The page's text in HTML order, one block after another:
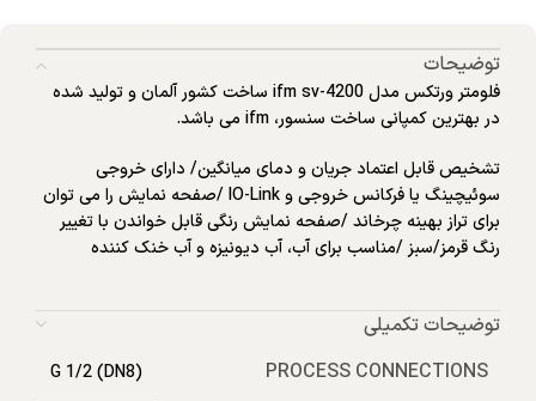
توضیحات
فلومتر ورتکس مدل ifm sv-4200 ساخت کشور آلمان و تولید شده
در بهترین کمپانی ساخت سنسور، ifm می باشد.
تشخیص قابل اعتماد جریان و دمای میانگین/ دارای خروجی
سوئیچینگ یا فرکانس خروجی و IO-Link /صفحه نمایش را می توان
برای تراز بهینه چرخاند /صفحه نمایش رنگی قابل خواندن با تغییر
رنگ قرمز/سبز /مناسب برای آب، آب دیونیزه و آب خنک کننده
توضیحات تکمیلی
PROCESS CONNECTIONS
G 1/2 (DN8)